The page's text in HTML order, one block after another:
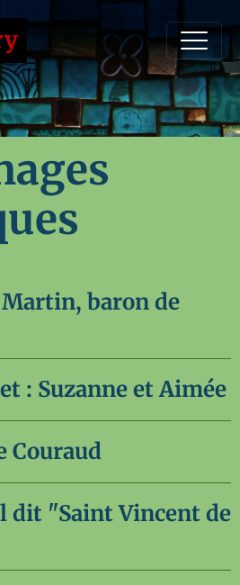
baron de
: Suzanne et Aimée
Couraud
dit "Saint Vincent de